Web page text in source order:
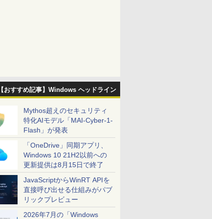
【おすすめ記事】Windows ヘッドライン
Mythos超えのセキュリティ
特化AIモデル「MAI-Cyber-1-
Flash」が発表
「OneDrive」同期アプリ、
Windows 10 21H2以前への
更新提供は8月15日で終了
JavaScriptからWinRT APIを
直接呼び出せる仕組みがパブ
リックプレビュー
2026年7月の「Windows